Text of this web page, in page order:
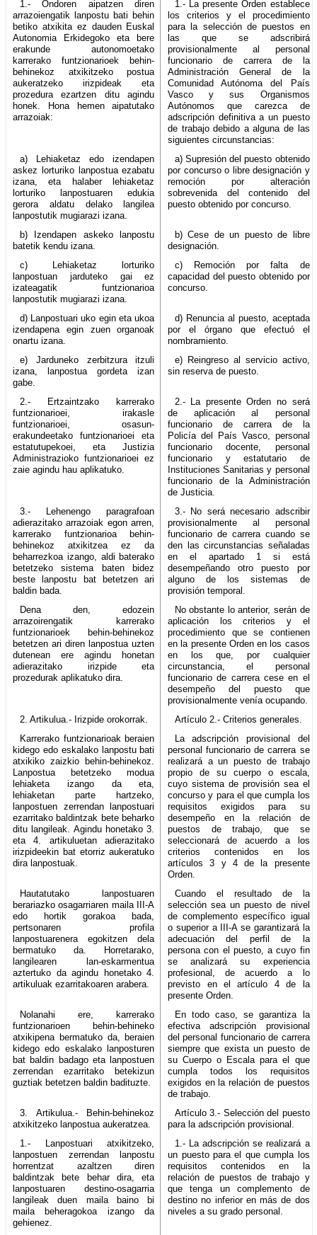
1.- Ondoren aipatzen diren
arrazoiengatik lanpostu bati behin
betiko atxikita ez dauden Euskal
Autonomia Erkidegoko eta bere
erakunde autonomoetako
karrerako funtzionarioek behin-
behinekoz atxikitzeko postua
aukeratzeko irizpideak eta
prozedura ezartzen ditu agindu
honek. Hona hemen aipatutako
arrazoiak:
1.- La presente Orden establece
los criterios y el procedimiento
para la selección de puestos en
las que se adscribirá
provisionalmente al personal
funcionario de carrera de la
Administración General de la
Comunidad Autónoma del País
Vasco y sus Organismos
Autónomos que carezca de
adscripción definitiva a un puesto
de trabajo debido a alguna de las
siguientes circunstancias:
a) Lehiaketaz edo izendapen
askez lorturiko lanpostua ezabatu
izana, eta halaber lehiaketaz
lorturiko lanpostuaren edukia
gerora aldatu delako langilea
lanpostutik mugiarazi izana.
a) Supresión del puesto obtenido
por concurso o libre designación y
remoción por alteración
sobrevenida del contenido del
puesto obtenido por concurso.
b) Izendapen askeko lanpostu
batetik kendu izana.
b) Cese de un puesto de libre
designación.
c) Lehiaketaz lorturiko
lanpostuan jarduteko gai ez
izateagatik funtzionarioa
lanpostutik mugiarazi izana.
c) Remoción por falta de
capacidad del puesto obtenido por
concurso.
d) Lanpostuari uko egin eta ukoa
izendapena egin zuen organoak
onartu izana.
d) Renuncia al puesto, aceptada
por el órgano que efectuó el
nombramiento.
e) Jarduneko zerbitzura itzuli
izana, lanpostua gordeta izan
gabe.
e) Reingreso al servicio activo,
sin reserva de puesto.
2.- Ertzaintzako karrerako
funtzionarioei, irakasle
funtzionarioei, osasun-
erakundeetako funtzionarioei eta
estatutupekoei, eta Justizia
Administrazioko funtzionarioei ez
zaie agindu hau aplikatuko.
2.- La presente Orden no será
de aplicación al personal
funcionario de carrera de la
Policía del País Vasco, personal
funcionario docente, personal
funcionario y estatutario de
Instituciones Sanitarias y personal
funcionario de la Administración
de Justicia.
3.- Lehenengo paragrafoan
adierazitako arrazoiak egon arren,
karrerako funtzionarioa behin-
behinekoz atxikitzea ez da
beharrezkoa izango, aldi baterako
betetzeko sistema baten bidez
beste lanpostu bat betetzen ari
baldin bada.
3.- No será necesario adscribir
provisionalmente al personal
funcionario de carrera cuando se
den las circunstancias señaladas
en el apartado 1 si está
desempeñando otro puesto por
alguno de los sistemas de
provisión temporal.
Dena den, edozein
arrazoirengatik karrerako
funtzionarioek behin-behinekoz
betetzen ari diren lanpostua uzten
dutenean ere agindu honetan
adierazitako irizpide eta
prozedurak aplikatuko dira.
No obstante lo anterior, serán de
aplicación los criterios y el
procedimiento que se contienen
en la presente Orden en los casos
en los que, por cualquier
circunstancia, el personal
funcionario de carrera cese en el
desempeño del puesto que
provisionalmente venía ocupando.
2. Artikulua.- Irizpide orokorrak.
Artículo 2.- Criterios generales.
Karrerako funtzionarioak beraien
kidego edo eskalako lanpostu bati
atxikiko zaizkio behin-behinekoz.
Lanpostua betetzeko modua
lehiaketa izango da eta,
lehiaketan parte hartzeko,
lanpostuen zerrendan lanpostuari
ezarritako baldintzak bete beharko
ditu langileak. Agindu honetako 3.
eta 4. artikuluetan adierazitako
irizpideekin bat etorriz aukeratuko
dira lanpostuak.
La adscripción provisional del
personal funcionario de carrera se
realizará a un puesto de trabajo
propio de su cuerpo o escala,
cuyo sistema de provisión sea el
concurso y para el que cumpla los
requisitos exigidos para su
desempeño en la relación de
puestos de trabajo, que se
seleccionará de acuerdo a los
criterios contenidos en los
artículos 3 y 4 de la presente
Orden.
Hautatutako lanpostuaren
berariazko osagarriaren maila III-A
edo hortik gorakoa bada,
pertsonaren profila
lanpostuarenera egokitzen dela
bermatuko da. Horretarako,
langilearen lan-eskarmentua
aztertuko da agindu honetako 4.
artikuluak ezarritakoaren arabera.
Cuando el resultado de la
selección sea un puesto de nivel
de complemento específico igual
o superior a III-A se garantizará la
adecuación del perfil de la
persona con el puesto, a cuyo fin
se analizará su experiencia
profesional, de acuerdo a lo
previsto en el artículo 4 de la
presente Orden.
Nolanahi ere, karrerako
funtzionarioen behin-behineko
atxikipena bermatuko da, beraien
kidego edo eskalako lanposturen
bat baldin badago eta lanpostuen
zerrendan ezarritako betekizun
guztiak betetzen baldin badituzte.
En todo caso, se garantiza la
efectiva adscripción provisional
del personal funcionario de carrera
siempre que exista un puesto de
su Cuerpo o Escala para el que
cumpla todos los requisitos
exigidos en la relación de puestos
de trabajo.
3. Artikulua.- Behin-behinekoz
atxikitzeko lanpostua aukeratzea.
Artículo 3.- Selección del puesto
para la adscripción provisional.
1.- Lanpostuari atxikitzeko,
lanpostuen zerrendan lanpostu
horrentzat azaltzen diren
baldintzak bete behar dira, eta
lanpostuaren destino-osagarria
langileak duen maila baino bi
maila beheragokoa izango da
gehienez.
1.- La adscripción se realizará a
un puesto para el que cumpla los
requisitos contenidos en la
relación de puestos de trabajo y
que tenga un complemento de
destino no inferior en más de dos
niveles a su grado personal.